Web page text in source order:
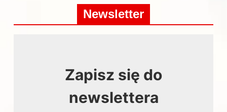
Newsletter
Zapisz się do
newslettera